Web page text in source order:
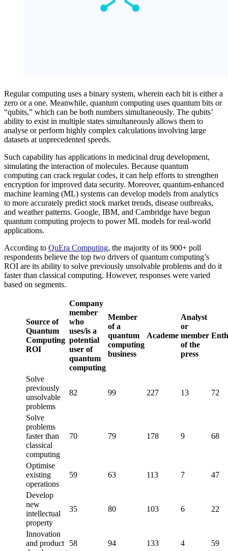
Regular computing uses a binary system, wherein each bit is either a
zero or a one. Meanwhile, quantum computing uses quantum bits or
“qubits,” which can be both numbers simultaneously. The qubits’
ability to exist in multiple states simultaneously allows them to
analyse or perform highly complex calculations involving large
datasets at unprecedented speeds.
Such capability has applications in medicinal drug development,
simulating the interaction of molecules. Because quantum
computing can crack regular codes, it can help efforts to strengthen
encryption for improved data security. Moreover, quantum-enhanced
machine learning (ML) systems can develop models from analytics
to more accurately predict stock market trends, disease outbreaks,
and weather patterns. Google, IBM, and Cambridge have begun
quantum computing projects to power ML models for real-world
applications.
According to QuEra Computing, the majority of its 900+ poll
respondents believe the top two drivers of quantum computing’s
ROI are its ability to solve previously unsolvable problems and do it
faster than classical computing. However, responses were varied
based on segments.
Source of
Quantum
Computing
ROI
Company
member
who
uses/is a
potential
user of
quantum
computing
Member
of a
quantum
computing
business
Academe
Analyst
or
member
of the
press
Solve
previously
unsolvable
problems
82 99 227 13 72
Solve
problems
faster than
classical
computing
70 79 178 9 68
Optimise
existing
operations
59 63 113 7 47
Develop
new
intellectual
property
35 80 103 6 22
Innovation
and product
58 94 133 4 59